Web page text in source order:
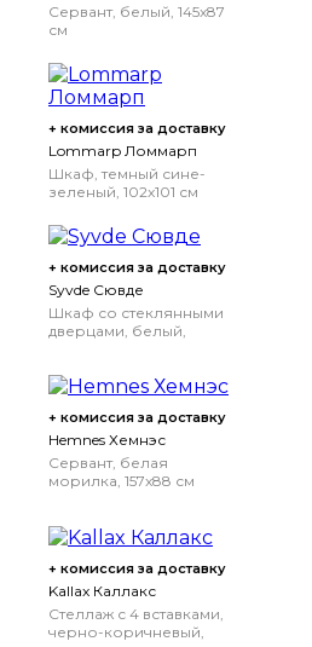
Сервант, белый, 145x87
см
+ комиссия за доставку
Lommarp Ломмарп
Шкаф, темный сине-
зеленый, 102x101 см
+ комиссия за доставку
Syvde Сювде
Шкаф со стеклянными
дверцами, белый,
+ комиссия за доставку
Hemnes Хемнэс
Сервант, белая
морилка, 157x88 см
+ комиссия за доставку
Kallax Каллакс
Стеллаж с 4 вставками,
черно-коричневый,